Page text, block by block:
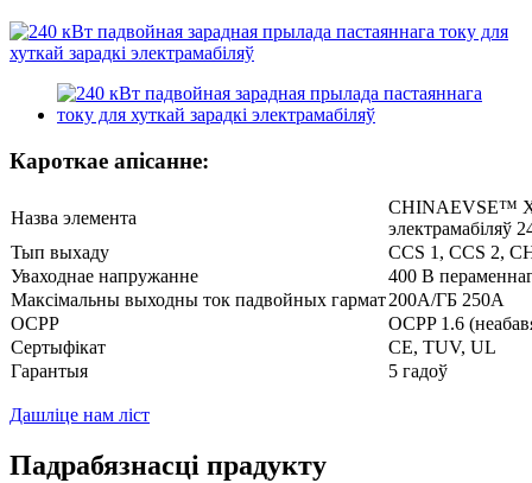
Кароткае апісанне:
Назва элемента
CHINAEVSE™️
электрамабіляў
Тып выхаду
CCS 1, CCS 2,
Уваходнае напружанне
400 В
Максімальны выходны ток падвойных гармат200А/ГБ 250А
OCPP
OCPP 1.6
Сертыфікат
CE, TUV, UL
Гарантыя
5 гадоў
Дашліце нам ліст
Падрабязнасці прадукту